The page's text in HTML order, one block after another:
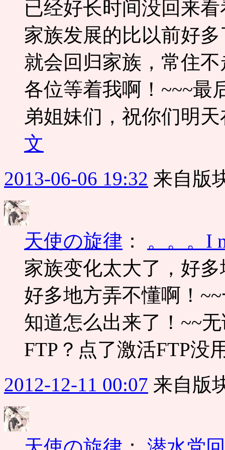
已经好长时间没回来
家族发展的比以前好
就会回归家族，常住
各位等着我啊！~~~最
弟姐妹们，祝你们明
文
2013-06-06 19:32 来自版
天使の旋律 ： 。。。I
家族变化太大了，好
好多地方弄不懂啊！
知道怎么出来了！~~
FTP？点了激活FTP没
2012-12-11 00:07 来自版